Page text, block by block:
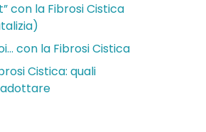
con la Fibrosi Cistica
con la Fibrosi Cistica
Cistica: quali